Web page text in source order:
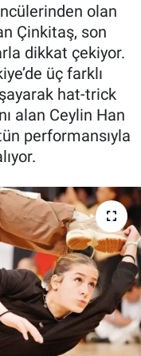
olan
Çinkitaş, son
dikkat çekiyor.
üç farklı
hat-trick
alan Ceylin Han
performansıyla